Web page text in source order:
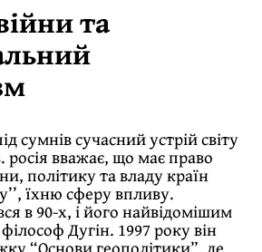
та
сумнів сучасний устрій світу
росія вважає, що має право
політику та владу країн
їхню сферу впливу.
в 90-х, і його найвідомішим
Дугін. 1997 року він